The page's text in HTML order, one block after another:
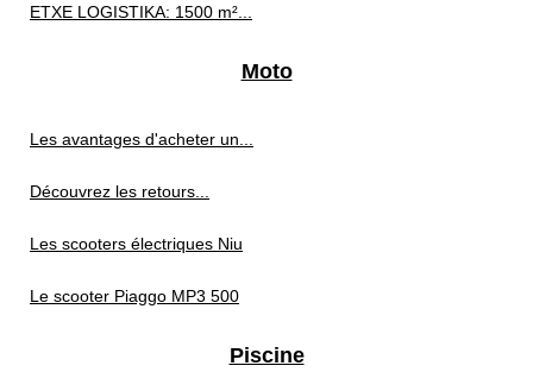
ETXE LOGISTIKA: 1500 m²...
Moto
Les avantages d'acheter un...
Découvrez les retours...
Les scooters électriques Niu
Le scooter Piaggo MP3 500
Piscine